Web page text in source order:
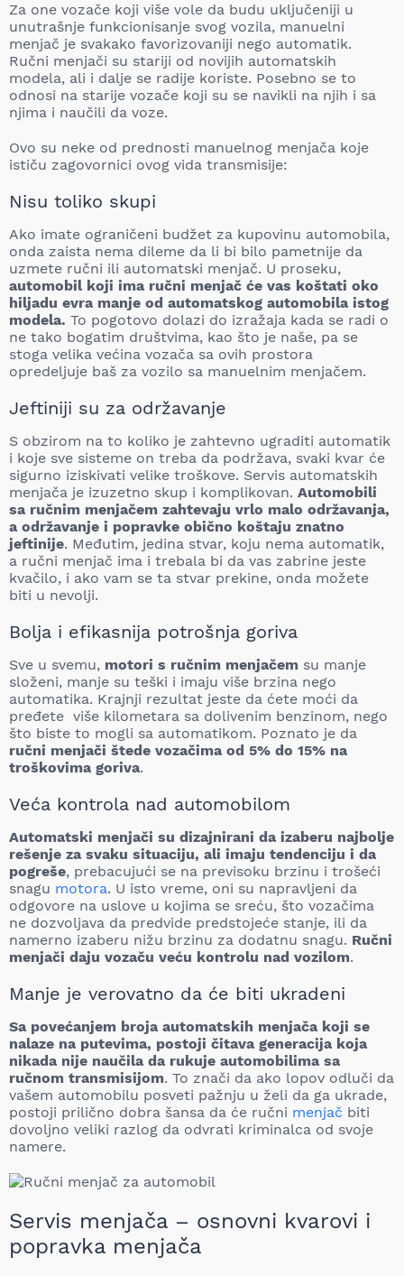
Za one vozače koji više vole da budu uključeniji u
unutrašnje funkcionisanje svog vozila, manuelni
menjač je svakako favorizovaniji nego automatik.
Ručni menjači su stariji od novijih automatskih
modela, ali i dalje se radije koriste. Posebno se to
odnosi na starije vozače koji su se navikli na njih i sa
njima i naučili da voze.
Ovo su neke od prednosti manuelnog menjača koje
ističu zagovornici ovog vida transmisije:
Nisu toliko skupi
Ako imate ograničeni budžet za kupovinu automobila,
onda zaista nema dileme da li bi bilo pametnije da
uzmete ručni ili automatski menjač. U proseku,
automobil koji ima ručni menjač će vas koštati oko
hiljadu evra manje od automatskog automobila istog
modela. To pogotovo dolazi do izražaja kada se radi o
ne tako bogatim društvima, kao što je naše, pa se
stoga velika većina vozača sa ovih prostora
opredeljuje baš za vozilo sa manuelnim menjačem.
Jeftiniji su za održavanje
S obzirom na to koliko je zahtevno ugraditi automatik
i koje sve sisteme on treba da podržava, svaki kvar će
sigurno iziskivati velike troškove. Servis automatskih
menjača je izuzetno skup i komplikovan. Automobili
sa ručnim menjačem zahtevaju vrlo malo održavanja,
a održavanje i popravke obično koštaju znatno
jeftinije. Međutim, jedina stvar, koju nema automatik,
a ručni menjač ima i trebala bi da vas zabrine jeste
kvačilo, i ako vam se ta stvar prekine, onda možete
biti u nevolji.
Bolja i efikasnija potrošnja goriva
Sve u svemu, motori s ručnim menjačem su manje
složeni, manje su teški i imaju više brzina nego
automatika. Krajnji rezultat jeste da ćete moći da
pređete više kilometara sa dolivenim benzinom, nego
što biste to mogli sa automatikom. Poznato je da
ručni menjači štede vozačima od 5% do 15% na
troškovima goriva.
Veća kontrola nad automobilom
Automatski menjači su dizajnirani da izaberu najbolje
rešenje za svaku situaciju, ali imaju tendenciju i da
pogreše, prebacujući se na previsoku brzinu i trošeći
snagu motora. U isto vreme, oni su napravljeni da
odgovore na uslove u kojima se sreću, što vozačima
ne dozvoljava da predvide predstojeće stanje, ili da
namerno izaberu nižu brzinu za dodatnu snagu. Ručni
menjači daju vozaču veću kontrolu nad vozilom.
Manje je verovatno da će biti ukradeni
Sa povećanjem broja automatskih menjača koji se
nalaze na putevima, postoji čitava generacija koja
nikada nije naučila da rukuje automobilima sa
ručnom transmisijom. To znači da ako lopov odluči da
vašem automobilu posveti pažnju u želi da ga ukrade,
postoji prilično dobra šansa da će ručni menjač biti
dovoljno veliki razlog da odvrati kriminalca od svoje
namere.
Servis menjača – osnovni kvarovi i
popravka menjača